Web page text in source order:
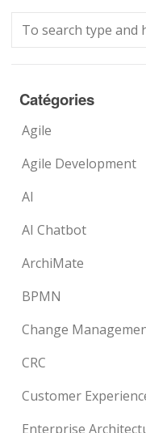
Catégories
Agile
Agile Development
AI
AI Chatbot
ArchiMate
BPMN
Change
CRC
Customer
Enterprise